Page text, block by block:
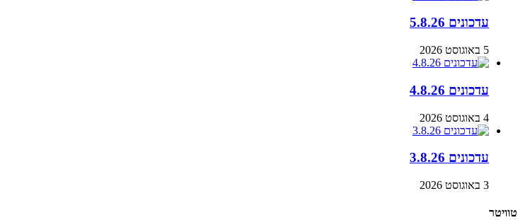
עדכונים 5.8.26
5 באוגוסט 2026
עדכונים 4.8.26
4 באוגוסט 2026
עדכונים 3.8.26
3 באוגוסט 2026
טוויטר